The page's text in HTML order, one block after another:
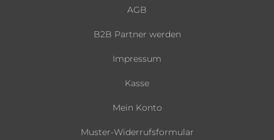
AGB
B2B Partner werden
Impressum
Kasse
Mein Konto
Muster-Widerrufsformular